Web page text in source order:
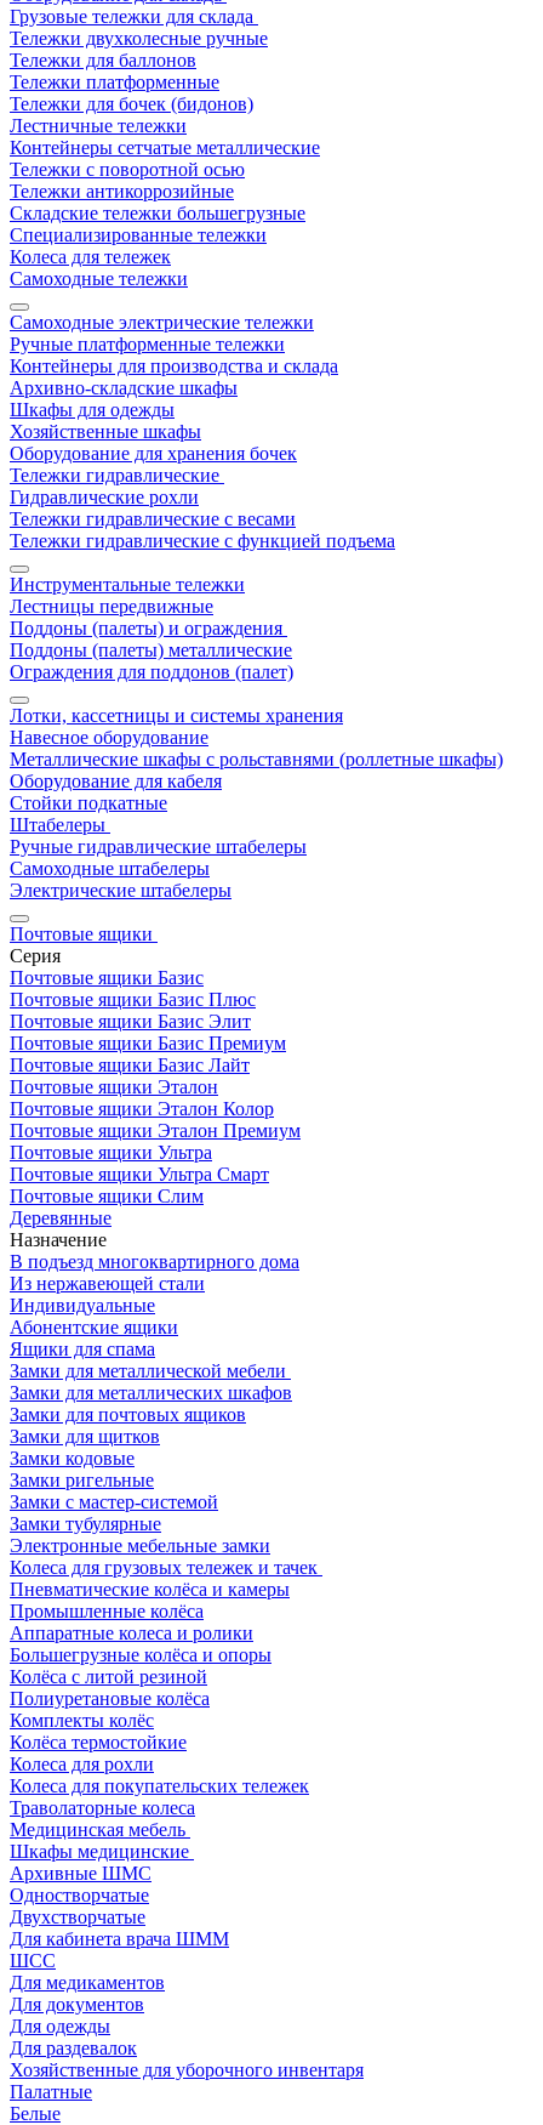
Грузовые тележки для склада
Тележки двухколесные ручные
Тележки для баллонов
Тележки платформенные
Тележки для бочек (бидонов)
Лестничные тележки
Контейнеры сетчатые металлические
Тележки с поворотной осью
Тележки антикоррозийные
Складские тележки большегрузные
Специализированные тележки
Колеса для тележек
Самоходные тележки
Самоходные электрические тележки
Ручные платформенные тележки
Контейнеры для производства и склада
Архивно-складские шкафы
Шкафы для одежды
Хозяйственные шкафы
Оборудование для хранения бочек
Тележки гидравлические
Гидравлические рохли
Тележки гидравлические с весами
Тележки гидравлические с функцией подъема
Инструментальные тележки
Лестницы передвижные
Поддоны (палеты) и ограждения
Поддоны (палеты) металлические
Ограждения для поддонов (палет)
Лотки, кассетницы и системы хранения
Навесное оборудование
Металлические шкафы с рольставнями (роллетные шкафы)
Оборудование для кабеля
Стойки подкатные
Штабелеры
Ручные гидравлические штабелеры
Самоходные штабелеры
Электрические штабелеры
Почтовые ящики
Серия
Почтовые ящики Базис
Почтовые ящики Базис Плюс
Почтовые ящики Базис Элит
Почтовые ящики Базис Премиум
Почтовые ящики Базис Лайт
Почтовые ящики Эталон
Почтовые ящики Эталон Колор
Почтовые ящики Эталон Премиум
Почтовые ящики Ультра
Почтовые ящики Ультра Смарт
Почтовые ящики Слим
Деревянные
Назначение
В подъезд многоквартирного дома
Из нержавеющей стали
Индивидуальные
Абонентские ящики
Ящики для спама
Замки для металлической мебели
Замки для металлических шкафов
Замки для почтовых ящиков
Замки для щитков
Замки кодовые
Замки ригельные
Замки с мастер-системой
Замки тубулярные
Электронные мебельные замки
Колеса для грузовых тележек и тачек
Пневматические колёса и камеры
Промышленные колёса
Аппаратные колеса и ролики
Большегрузные колёса и опоры
Колёса с литой резиной
Полиуретановые колёса
Комплекты колёс
Колёса термостойкие
Колеса для рохли
Колеса для покупательских тележек
Траволаторные колеса
Медицинская мебель
Шкафы медицинские
Архивные ШМС
Одностворчатые
Двухстворчатые
Для кабинета врача ШММ
ШСС
Для медикаментов
Для документов
Для одежды
Для раздевалок
Хозяйственные для уборочного инвентаря
Палатные
Белые